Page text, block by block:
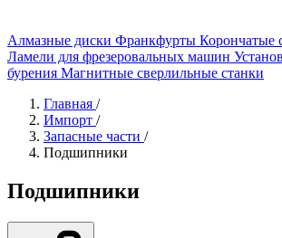
Алмазные диски Франкфурты Корончатые
Ламели для фрезеровальных машин
бурения Магнитные сверлильные станки
Главная /
Импорт /
Запасные части /
Подшипники
Подшипники